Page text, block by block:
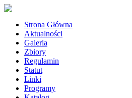
Strona Główna
Aktualności
Galeria
Zbiory
Regulamin
Statut
Linki
Programy